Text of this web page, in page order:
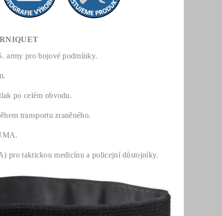
army pro bojové podmínky.
po celém obvodu.
transportu zraněného.
taktickou medicínu a policejní důstojníky.